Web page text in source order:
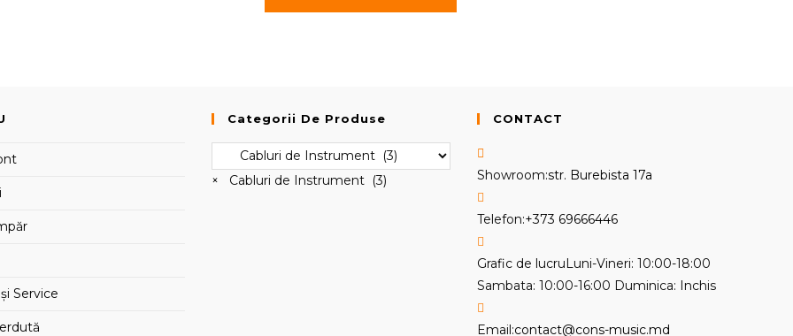
la
Opțiunile
alese
pagina
produsului.
Service
Categorii De Produse
× Cabluri de Instrument (3)
CONTACT
Showroom:str. Burebista 17a
Telefon:+373 69666446Opens
your
application
Grafic de lucruLuni-Vineri: 10:00-18:00
Sambata: 10:00-16:00 Duminica: Inchis
Email:contact@cons-music.md